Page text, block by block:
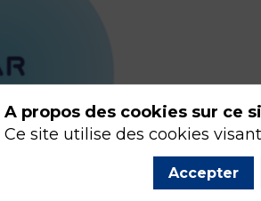
A propos des cookies sur ce
Ce site utilise des cookies
Accepter